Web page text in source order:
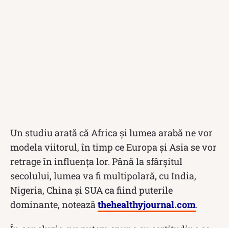
Un studiu arată că Africa și lumea arabă ne vor
modela viitorul, în timp ce Europa și Asia se vor
retrage în influența lor. Până la sfârșitul
secolului, lumea va fi multipolară, cu India,
Nigeria, China și SUA ca fiind puterile
dominante, notează thehealthyjournal.com.